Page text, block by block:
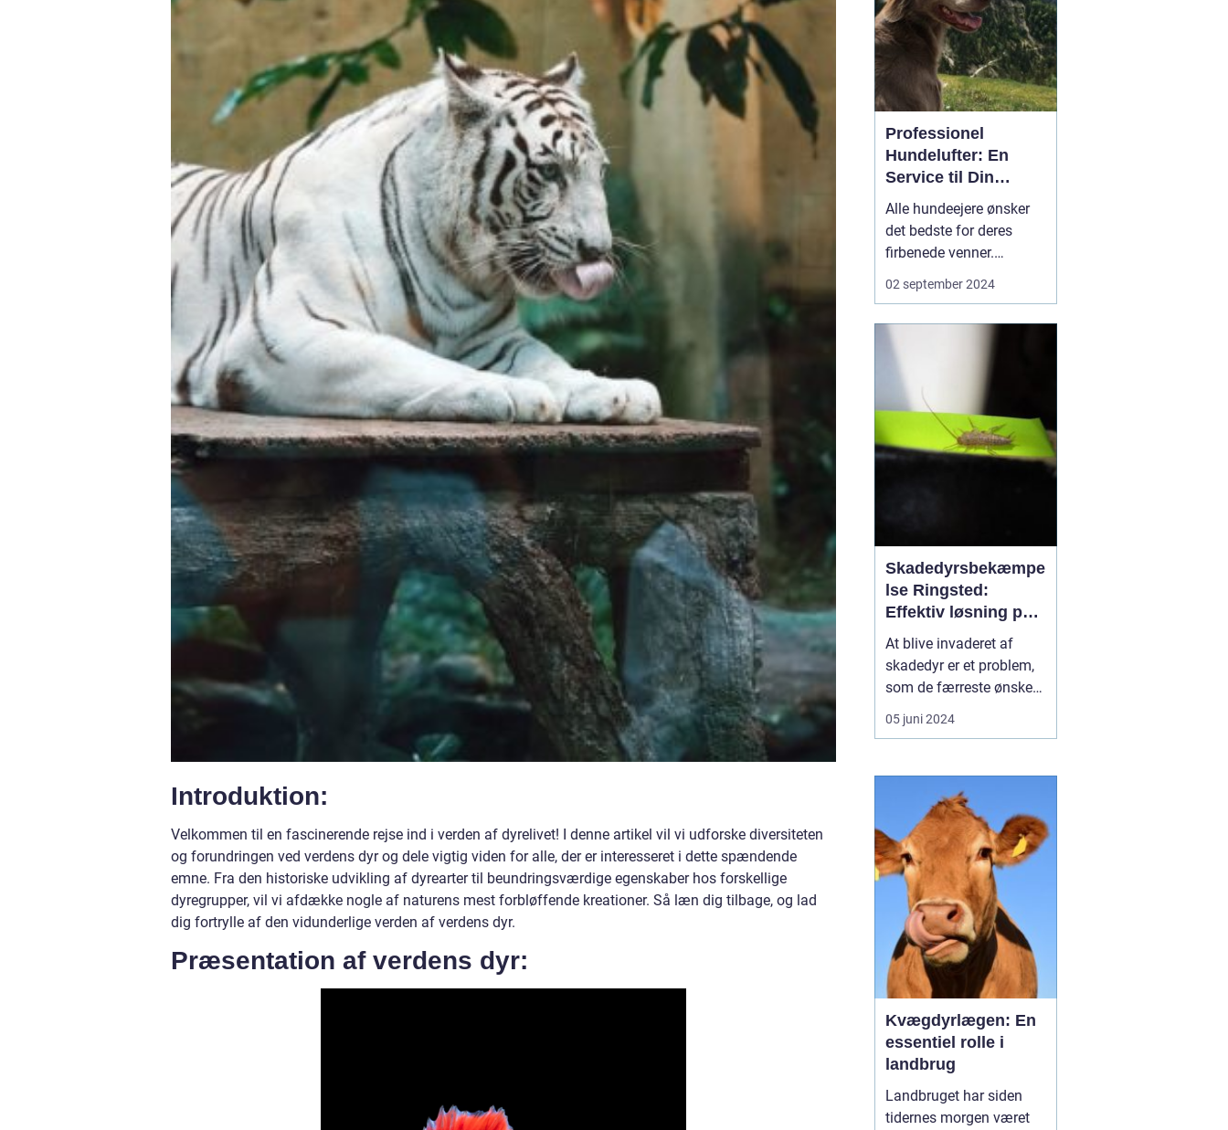
Introduktion:
Velkommen til en fascinerende rejse ind i verden af dyrelivet! I denne artikel vil vi udforske diversiteten
og forundringen ved verdens dyr og dele vigtig viden for alle, der er interesseret i dette spændende
emne. Fra den historiske udvikling af dyrearter til beundringsværdige egenskaber hos forskellige
dyregrupper, vil vi afdække nogle af naturens mest forbløffende kreationer. Så læn dig tilbage, og lad
dig fortrylle af den vidunderlige verden af verdens dyr.
Præsentation af verdens dyr:
Professionel
Hundelufter: En
Service til Din
Bedste Vens
Velvære
Alle hundeejere ønsker
det bedste for deres
firbenede venner.
Moderne livsstil
indebærer ofte travle
som kan gøre det en
udfordring at tilbyde sin
hund tilstrækkelig...
02 september 2024
Skadedyrsbekæmpe
lse Ringsted:
Effektiv løsning på
dit
skadedyrsproblem
At blive invaderet af
skadedyr er et problem,
som de færreste ønsker
at stå overfor. Hvad
enten det drejer sig om
rotter, eller andre
uvelkomne gæster, kan
det skabe store gener for
både husejere og
virksomheder i Ringsted
...
05 juni 2024
Kvægdyrlægen: En
essentiel rolle i
landbrug
Landbruget har siden
tidernes morgen været